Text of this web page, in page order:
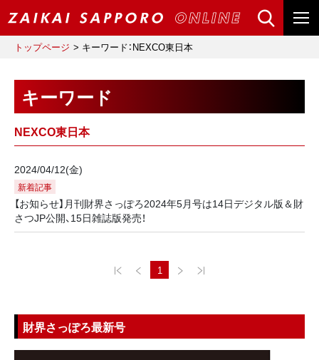
トップページ キーワード：NEXCO東日本
キーワード
NEXCO東日本
2024/04/12(金)
新着記事
【お知らせ】月刊財界さっぽろ2024年5月号は14日デジタル版＆財
さつJP公開、15日雑誌版発売！
1
財界さっぽろ最新号